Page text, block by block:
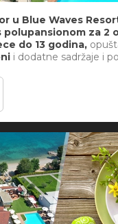
u Blue Waves
polupansionom za 2
do 13 godina,
i dodatne sadržaje i